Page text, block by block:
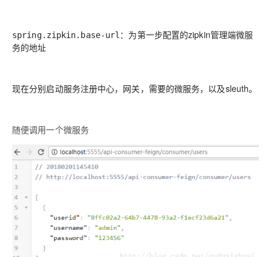
spring.zipkin.base-url ：为第一步配置的zipkin管理端微服
务的地址
现在分别启动服务注册中心，网关，需要的微服务，以及sleuth。
随便调用一个微服务